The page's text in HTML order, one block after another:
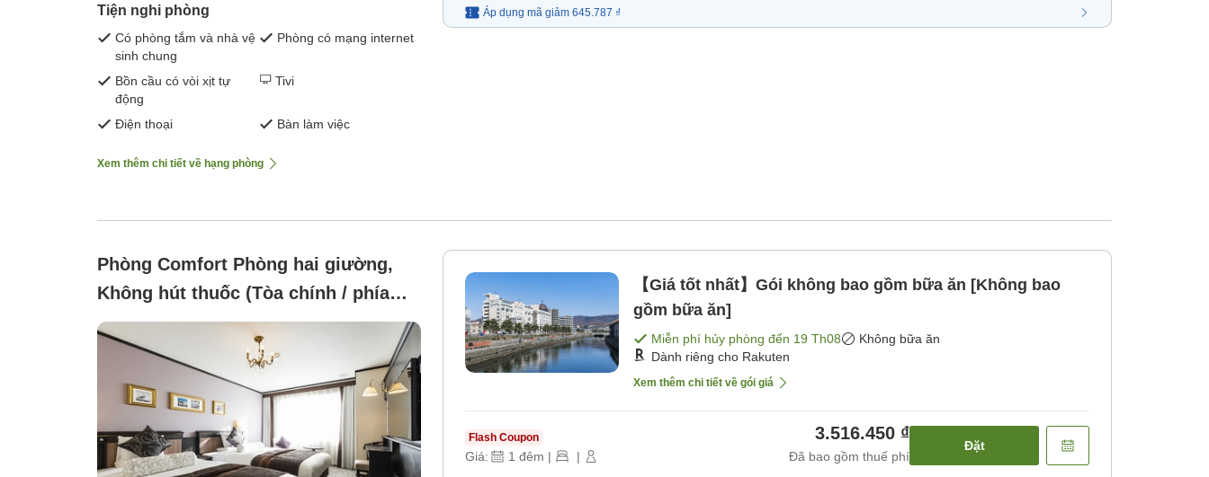
Tiện nghi phòng
Có phòng tắm và nhà vệ
sinh chung
Phòng có mạng internet
Bồn cầu có vòi xịt tự
động
Tivi
Điện thoại Bàn làm việc
Xem thêm chi tiết về hạng phòng
Áp dụng mã giảm 645.787 ₫
Phòng Comfort Phòng hai giường,
Không hút thuốc (Tòa chính / phía
phố 21.5 mét vuông)
【Giá tốt nhất】Gói không bao gồm bữa ăn [Không bao
gồm bữa ăn]
Miễn phí hủy phòng đến 19 Th08
Không bữa ăn
Dành riêng cho Rakuten
Xem thêm chi tiết về gói giá
Flash Coupon
Giá: 1 đêm | |
3.516.450 ₫
Đã bao gồm thuế phí
Đặt